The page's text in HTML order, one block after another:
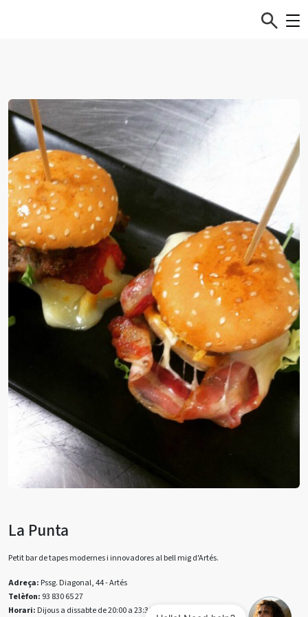
La Punta
Petit bar de tapes modernes i innovadores al bell mig d'Artés.
Adreça: Pssg. Diagonal, 44 - Artés
Telèfon: 93 830 65 27
Horari: Dijous a dissabte de 20:00 a 23:30 h